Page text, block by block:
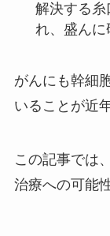
解決する糸
れ、盛んに
がんにも幹細
いることが近
この記事では
治療への可能